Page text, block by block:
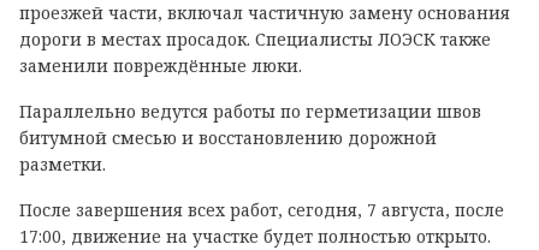
проезжей части, включал частичную замену основания
дороги в местах просадок. Специалисты ЛОЭСК также
заменили повреждённые люки.
Параллельно ведутся работы по герметизации швов
битумной смесью и восстановлению дорожной
разметки.
После завершения всех работ, сегодня, 7 августа, после
17:00, движение на участке будет полностью открыто.